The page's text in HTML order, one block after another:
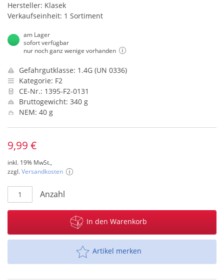
Hersteller: Klasek
Verkaufseinheit: 1 Sortiment
am Lager
sofort verfügbar
nur noch ganz wenige vorhanden
Gefahrgutklasse: 1.4G (UN 0336)
Kategorie: F2
CE-Nr.: 1395-F2-0131
Bruttogewicht: 340 g
NEM: 40 g
9,99 €
inkl. 19% MwSt.,
zzgl.Versandkosten
Anzahl
In den Warenkorb
Artikel merken